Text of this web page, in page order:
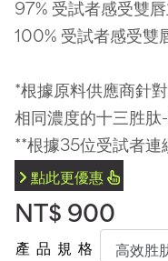
97% 受試者感受雙
100% 受試者感受雙
*根據原料供應商針
相同濃度的十三胜
**根據35位受試者
點此更優惠
NT$ 900
產 品 規 格